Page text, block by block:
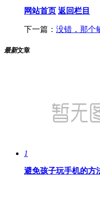
网站首页 返回栏目
下一篇： 没错，那个
最新文章
1
避免孩子玩手机的方